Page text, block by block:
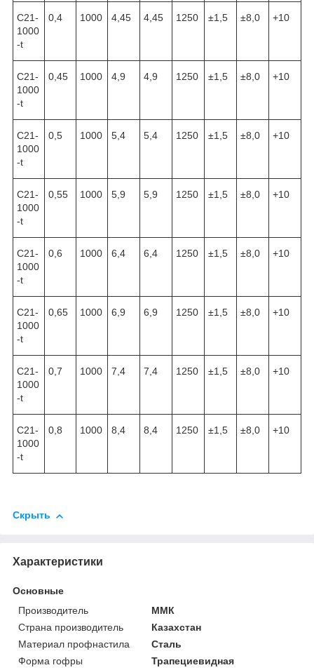
С21-
1000
-t
0,4 1000 4,45 4,45 1250 ±1,5 ±8,0 +10
С21-
1000
-t
0,45 1000 4,9 4,9 1250 ±1,5 ±8,0 +10
С21-
1000
-t
0,5 1000 5,4 5,4 1250 ±1,5 ±8,0 +10
С21-
1000
-t
0,55 1000 5,9 5,9 1250 ±1,5 ±8,0 +10
С21-
1000
-t
0,6 1000 6,4 6,4 1250 ±1,5 ±8,0 +10
С21-
1000
-t
0,65 1000 6,9 6,9 1250 ±1,5 ±8,0 +10
С21-
1000
-t
0,7 1000 7,4 7,4 1250 ±1,5 ±8,0 +10
С21-
1000
-t
0,8 1000 8,4 8,4 1250 ±1,5 ±8,0 +10
Скрыть
Характеристики
Основные
Производитель
ММК
Страна производитель
Казахстан
Материал профнастила
Сталь
Форма гофры
Трапециевидная